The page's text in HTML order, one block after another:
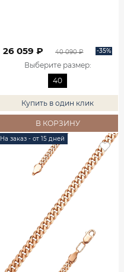
26 059 ₽ 40 090 ₽ -35%
Выберите размер:
40
Купить в один клик
В КОРЗИНУ
На заказ - от 15 дней